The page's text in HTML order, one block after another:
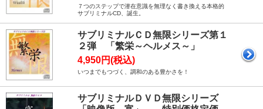
７つのステップで潜在意識を無理なく書き換える本格的
サブリミナルCD、誕生。
サブリミナルＣＤ無限シリーズ第１
２弾 「繁栄～ヘルメス～」
4,950円(税込)
いつまでもつづく、調和のある豊かさを！
サブリミナルＤＶＤ無限シリーズ